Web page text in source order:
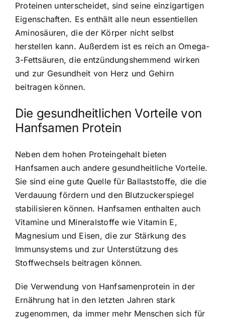
Proteinen unterscheidet, sind seine einzigartigen
Eigenschaften. Es enthält alle neun essentiellen
Aminosäuren, die der Körper nicht selbst
herstellen kann. Außerdem ist es reich an Omega-
3-Fettsäuren, die entzündungshemmend wirken
und zur Gesundheit von Herz und Gehirn
beitragen können.
Die gesundheitlichen Vorteile von
Hanfsamen Protein
Neben dem hohen Proteingehalt bieten
Hanfsamen auch andere gesundheitliche Vorteile.
Sie sind eine gute Quelle für Ballaststoffe, die die
Verdauung fördern und den Blutzuckerspiegel
stabilisieren können. Hanfsamen enthalten auch
Vitamine und Mineralstoffe wie Vitamin E,
Magnesium und Eisen, die zur Stärkung des
Immunsystems und zur Unterstützung des
Stoffwechsels beitragen können.
Die Verwendung von Hanfsamenprotein in der
Ernährung hat in den letzten Jahren stark
zugenommen, da immer mehr Menschen sich für